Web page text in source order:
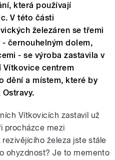
která používají
V této části
železáren se třemi
černouhelným dolem,
- se výroba zastavila v
Vítkovice centrem
dění a místem, které by
Vítkovicích zastavil už
procházce mezi
železa jste stále
ohyzdnost? Je to memento